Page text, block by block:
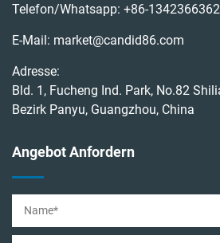
Telefon/Whatsapp: +86-
E-Mail: market@candid86.com
Adresse:
Bld. 1, Fucheng Ind. Park, No.82
Bezirk Panyu, Guangzhou, China
Angebot Anfordern